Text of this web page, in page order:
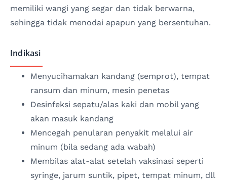
memiliki wangi yang segar dan tidak berwarna,
sehingga tidak menodai apapun yang bersentuhan.
Indikasi
Menyucihamakan kandang (semprot), tempat
ransum dan minum, mesin penetas
Desinfeksi sepatu/alas kaki dan mobil yang
akan masuk kandang
Mencegah penularan penyakit melalui air
minum (bila sedang ada wabah)
Membilas alat-alat setelah vaksinasi seperti
syringe, jarum suntik, pipet, tempat minum, dll